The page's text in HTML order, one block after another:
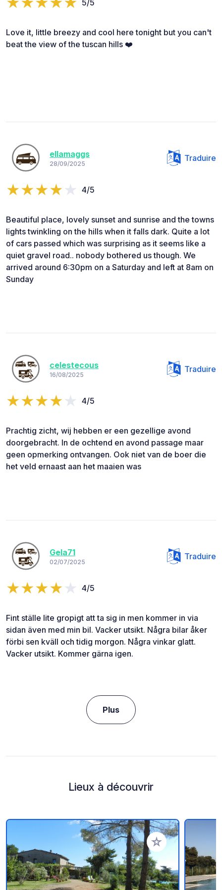
5/5
Love it, little breezy and cool here tonight but you can't
beat the view of the tuscan hills ❤️
ellamaggs
28/09/2025
Traduire
4/5
Beautiful place, lovely sunset and sunrise and the towns
lights twinkling on the hills when it falls dark. Quite a lot
of cars passed which was surprising as it seems like a
quiet gravel road.. nobody bothered us though. We
arrived around 6:30pm on a Saturday and left at 8am on
Sunday
celestecous
16/08/2025
Traduire
4/5
Prachtig zicht, wij hebben er een gezellige avond
doorgebracht. In de ochtend en avond passage maar
geen opmerking ontvangen. Ook niet van de boer die
het veld ernaast aan het maaien was
Gela71
02/07/2025
Traduire
4/5
Fint ställe lite gropigt att ta sig in men kommer in via
sidan även med min bil. Vacker utsikt. Några bilar åker
förbi sen kväll och tidig morgon. Några vinkar glatt.
Vacker utsikt. Kommer gärna igen.
Plus
Lieux à découvrir
Ajouter à vos